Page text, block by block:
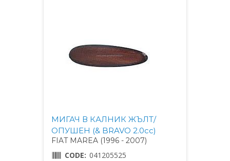
МИГАЧ В КАЛНИК ЖЪЛТ/
ОПУШЕН (& BRAVO 2.0cc)
FIAT MAREA (1996 - 2007)
CODE: 041205525